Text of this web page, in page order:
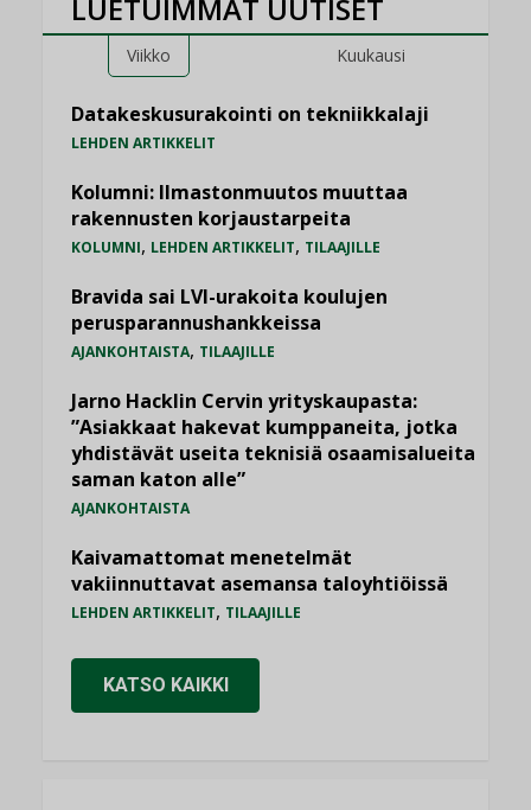
LUETUIMMAT UUTISET
Viikko Kuukausi
Datakeskusurakointi on tekniikkalaji
LEHDEN ARTIKKELIT
Kolumni: Ilmastonmuutos muuttaa
rakennusten korjaustarpeita
KOLUMNI, LEHDEN ARTIKKELIT, TILAAJILLE
Bravida sai LVI-urakoita koulujen
perusparannushankkeissa
AJANKOHTAISTA, TILAAJILLE
Jarno Hacklin Cervin yrityskaupasta:
”Asiakkaat hakevat kumppaneita, jotka
yhdistävät useita teknisiä osaamisalueita
saman katon alle”
AJANKOHTAISTA
Kaivamattomat menetelmät
vakiinnuttavat asemansa taloyhtiöissä
LEHDEN ARTIKKELIT, TILAAJILLE
KATSO KAIKKI